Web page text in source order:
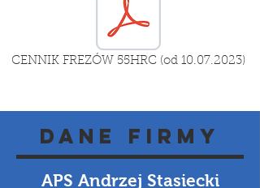
CENNIK FREZÓW 55HRC (od 10.07.2023)
DANE FIRMY
APS Andrzej Stasiecki